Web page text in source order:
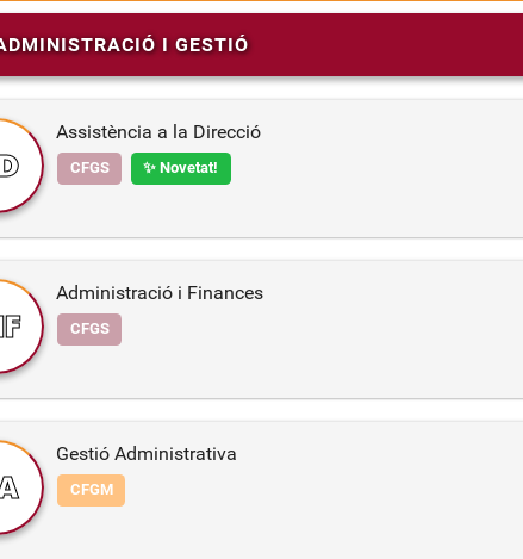
I GESTIÓ
Assistència a la Direcció
CFGS ✨ Novetat!
Administració i Finances
CFGS
Gestió Administrativa
CFGM